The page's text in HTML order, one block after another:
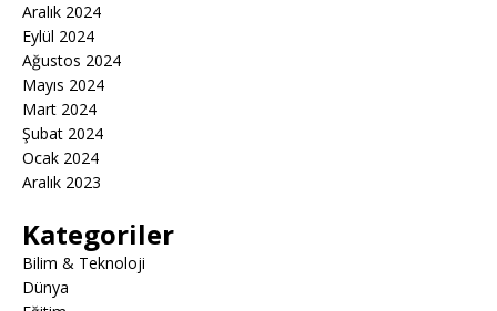
Aralık 2024
Eylül 2024
Ağustos 2024
Mayıs 2024
Mart 2024
Şubat 2024
Ocak 2024
Aralık 2023
Kategoriler
Bilim & Teknoloji
Dünya